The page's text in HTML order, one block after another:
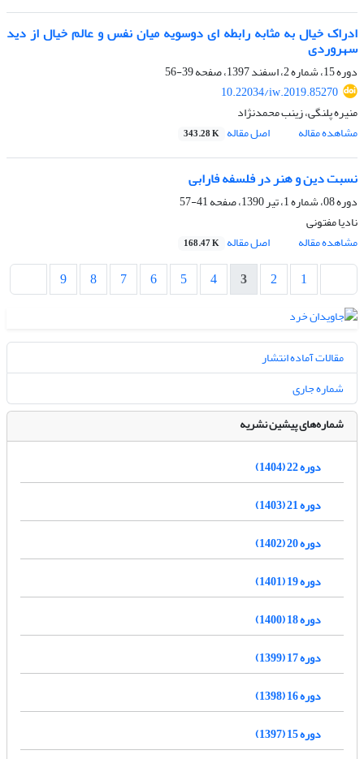
ادراک خیال به مثابه رابطه ای دوسویه میان نفس و عالم خیال از دید
سهروردی
دوره 15، شماره 2، اسفند 1397، صفحه
39-56
10.22034/iw.2019.85270
منیره پلنگی، زینب محمدنژاد
مشاهده مقاله
اصل مقاله 343.28 K
نسبت دین و هنر در فلسفه فارابی
دوره 08، شماره 1، تیر 1390، صفحه
41-57
نادیا مفتونی
مشاهده مقاله
اصل مقاله 168.47 K
1
2
3
4
5
6
7
8
9
مقالات آماده انتشار
شماره جاری
شماره‌های پیشین نشریه
دوره 22 (1404)
دوره 21 (1403)
دوره 20 (1402)
دوره 19 (1401)
دوره 18 (1400)
دوره 17 (1399)
دوره 16 (1398)
دوره 15 (1397)